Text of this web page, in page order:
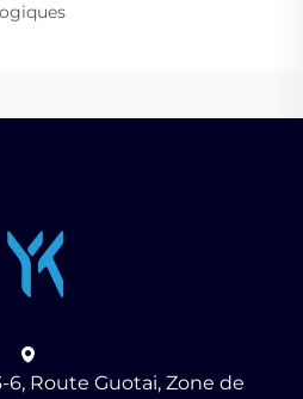
6, Route Guotai, Zone de